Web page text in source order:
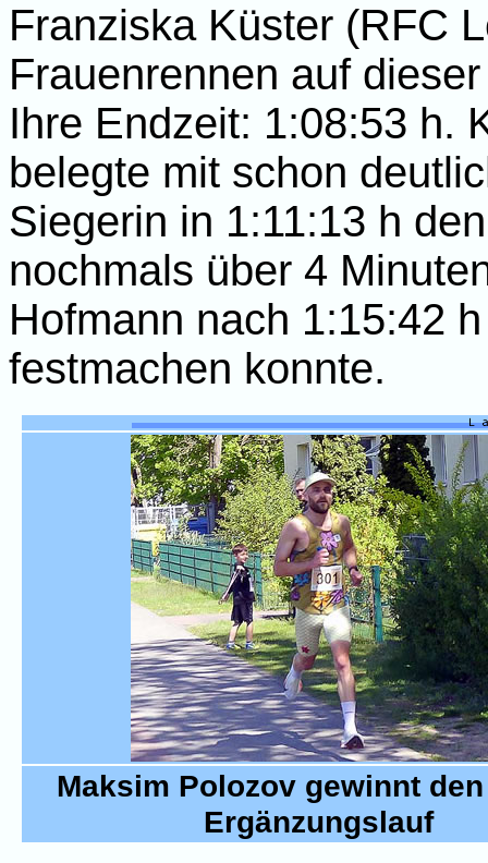
Franziska Küster (RFC
Frauenrennen auf
Ihre Endzeit: 1:08:53 h.
belegte mit schon
Siegerin in 1:11:13 h
nochmals über 4
Hofmann nach 1:15:42
festmachen konnte.
Maksim Polozov gewinnt
Ergänzungslauf